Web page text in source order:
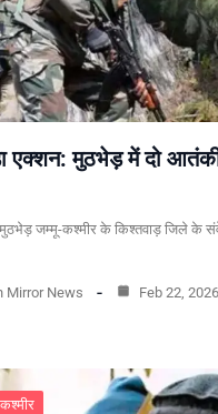
एक्शन: मुठभेड़ में दो
जम्मू-कश्मीर के किश्तवाड़ जिले के
Mirror News Feb 22, 2026